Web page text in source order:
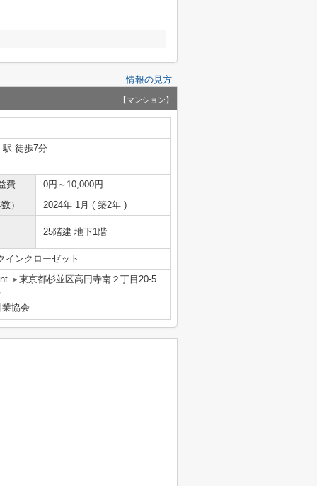
情報の見方
【マンション】
駅 徒歩7分
費
0円～10,000円
） 2024年 1月 ( 築2年 )
25階建 地下1階
ンクローゼット
東京都杉並区高円寺南２丁目20-5
協会